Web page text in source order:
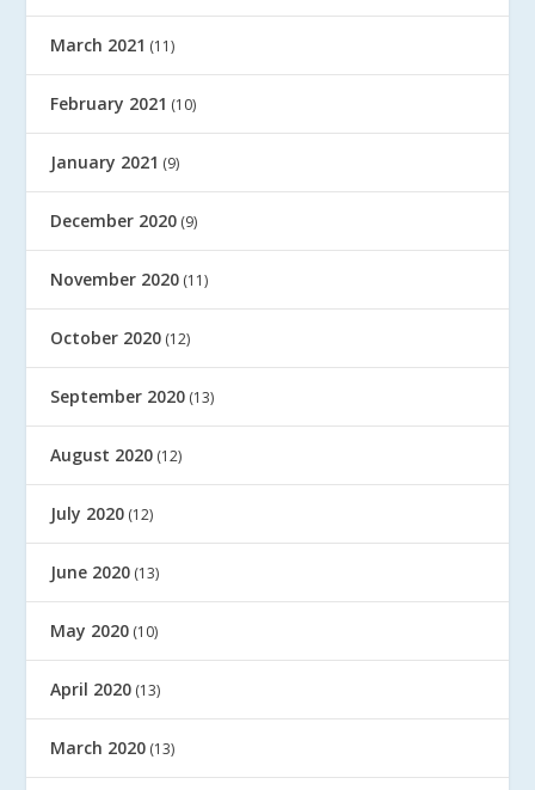
March 2021 (11)
February 2021 (10)
January 2021 (9)
December 2020 (9)
November 2020 (11)
October 2020 (12)
September 2020 (13)
August 2020 (12)
July 2020 (12)
June 2020 (13)
May 2020 (10)
April 2020 (13)
March 2020 (13)